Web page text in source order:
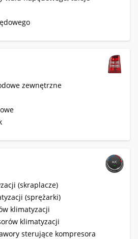
zewnętrzne
(skraplacze)
(sprężarki)
klimatyzacji
klimatyzacji
sterujące kompresora